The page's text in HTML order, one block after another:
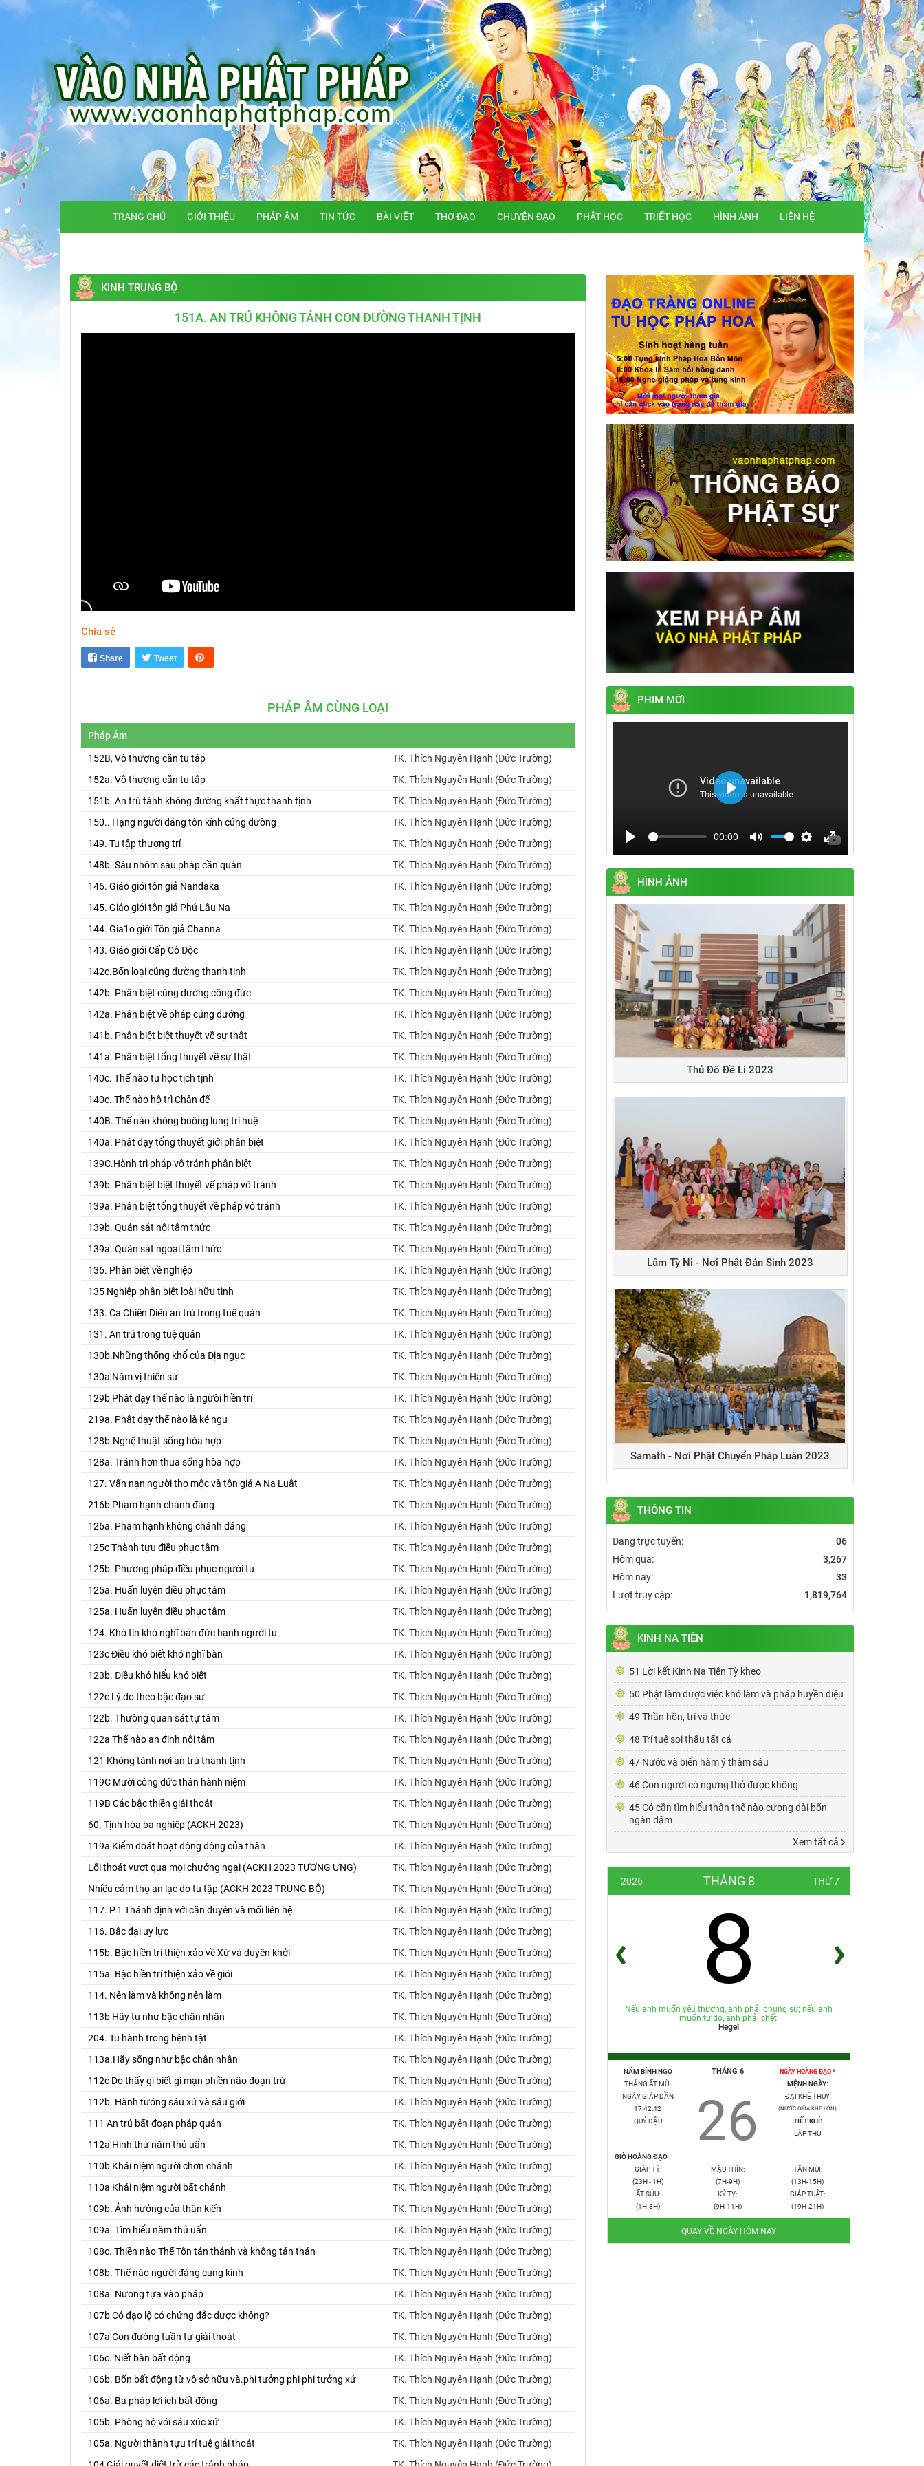
TRANG CHỦ GIỚI THIỆU PHÁP ÂM TIN TỨC BÀI VIẾT THƠ ĐẠO CHUYỆN ĐẠO PHẬT HỌC TRIẾT HỌC HÌNH ẢNH LIÊN HỆ
KINH TRUNG BỘ
151A. AN TRÚ KHÔNG TÁNH CON ĐƯỜNG THANH TỊNH
Chia sẻ
Share Tweet
PHÁP ÂM CÙNG LOẠI
Pháp Âm
152B, Vô thượng căn tu tập
TK. Thích Nguyên Hạnh (Đức Trường)
152a. Vô thượng căn tu tập
TK. Thích Nguyên Hạnh (Đức Trường)
151b. An trú tánh không đường khất thực thanh tịnh
TK. Thích Nguyên Hạnh (Đức Trường)
150.. Hạng người đáng tôn kính cúng dường
TK. Thích Nguyên Hạnh (Đức Trường)
149. Tu tập thượng trí
TK. Thích Nguyên Hạnh (Đức Trường)
148b. Sáu nhóm sáu pháp cần quán
TK. Thích Nguyên Hạnh (Đức Trường)
146. Giáo giới tôn giả Nandaka
TK. Thích Nguyên Hạnh (Đức Trường)
145. Giáo giới tôn giả Phú Lâu Na
TK. Thích Nguyên Hạnh (Đức Trường)
144. Gia1o giới Tôn giả Channa
TK. Thích Nguyên Hạnh (Đức Trường)
143. Giáo giới Cấp Cô Độc
TK. Thích Nguyên Hạnh (Đức Trường)
142c.Bốn loại cúng dường thanh tịnh
TK. Thích Nguyên Hạnh (Đức Trường)
142b. Phân biệt cúng dường công đức
TK. Thích Nguyên Hạnh (Đức Trường)
142a. Phân biệt về pháp cúng dướng
TK. Thích Nguyên Hạnh (Đức Trường)
141b. Phân biệt biệt thuyết về sự thật
TK. Thích Nguyên Hạnh (Đức Trường)
141a. Phân biệt tổng thuyết về sự thật
TK. Thích Nguyên Hạnh (Đức Trường)
140c. Thế nào tu học tịch tịnh
TK. Thích Nguyên Hạnh (Đức Trường)
140c. Thế nào hộ trì Chân đế
TK. Thích Nguyên Hạnh (Đức Trường)
140B. Thế nào không buông lung trí huệ
TK. Thích Nguyên Hạnh (Đức Trường)
140a. Phật dạy tổng thuyết giới phân biệt
TK. Thích Nguyên Hạnh (Đức Trường)
139C.Hành trì pháp vô tránh phân biệt
TK. Thích Nguyên Hạnh (Đức Trường)
139b. Phân biệt biệt thuyết vế pháp vô tránh
TK. Thích Nguyên Hạnh (Đức Trường)
139a. Phân biệt tổng thuyết về pháp vô tránh
TK. Thích Nguyên Hạnh (Đức Trường)
139b. Quán sát nội tâm thức
TK. Thích Nguyên Hạnh (Đức Trường)
139a. Quán sát ngoại tâm thức
TK. Thích Nguyên Hạnh (Đức Trường)
136. Phân biệt về nghiệp
TK. Thích Nguyên Hạnh (Đức Trường)
135 Nghiệp phân biệt loài hữu tình
TK. Thích Nguyên Hạnh (Đức Trường)
133. Ca Chiên Diên an trú trong tuê quán
TK. Thích Nguyên Hạnh (Đức Trường)
131. An trú trong tuệ quán
TK. Thích Nguyên Hạnh (Đức Trường)
130b.Những thống khổ của Địa ngục
TK. Thích Nguyên Hạnh (Đức Trường)
130a Năm vị thiên sứ
TK. Thích Nguyên Hạnh (Đức Trường)
129b Phật dạy thế nào là người hiền trí
TK. Thích Nguyên Hạnh (Đức Trường)
219a. Phật dạy thế nào là kẻ ngu
TK. Thích Nguyên Hạnh (Đức Trường)
128b.Nghệ thuật sống hòa hợp
TK. Thích Nguyên Hạnh (Đức Trường)
128a. Tránh hơn thua sống hòa hợp
TK. Thích Nguyên Hạnh (Đức Trường)
127. Vấn nạn người thợ mộc và tôn giả A Na Luật
TK. Thích Nguyên Hạnh (Đức Trường)
216b Phạm hạnh chánh đáng
TK. Thích Nguyên Hạnh (Đức Trường)
126a. Phạm hạnh không chánh đáng
TK. Thích Nguyên Hạnh (Đức Trường)
125c Thành tựu điều phục tâm
TK. Thích Nguyên Hạnh (Đức Trường)
125b. Phương pháp điều phục người tu
TK. Thích Nguyên Hạnh (Đức Trường)
125a. Huấn luyện điều phục tâm
TK. Thích Nguyên Hạnh (Đức Trường)
125a. Huấn luyện điều phục tâm
TK. Thích Nguyên Hạnh (Đức Trường)
124. Khó tin khó nghĩ bàn đức hạnh người tu
TK. Thích Nguyên Hạnh (Đức Trường)
123c Điều khó biết khó nghĩ bàn
TK. Thích Nguyên Hạnh (Đức Trường)
123b. Điều khó hiểu khó biết
TK. Thích Nguyên Hạnh (Đức Trường)
122c Lý do theo bậc đạo sư
TK. Thích Nguyên Hạnh (Đức Trường)
122b. Thường quan sát tự tâm
TK. Thích Nguyên Hạnh (Đức Trường)
122a Thế nào an định nội tâm
TK. Thích Nguyên Hạnh (Đức Trường)
121 Không tánh nơi an trú thanh tịnh
TK. Thích Nguyên Hạnh (Đức Trường)
119C Mười công đức thân hành niệm
TK. Thích Nguyên Hạnh (Đức Trường)
119B Các bậc thiền giải thoát
TK. Thích Nguyên Hạnh (Đức Trường)
60. Tịnh hóa ba nghiệp (ACKH 2023)
TK. Thích Nguyên Hạnh (Đức Trường)
119a Kiểm doát hoạt động động của thân
TK. Thích Nguyên Hạnh (Đức Trường)
Lối thoát vượt qua mọi chướng ngại (ACKH 2023 TƯƠNG ƯNG)
TK. Thích Nguyên Hạnh (Đức Trường)
Nhiều cảm thọ an lạc do tu tập (ACKH 2023 TRUNG BỘ)
TK. Thích Nguyên Hạnh (Đức Trường)
117. P.1 Thánh định với căn duyên và mối liên hệ
TK. Thích Nguyên Hạnh (Đức Trường)
116. Bậc đại uy lực
TK. Thích Nguyên Hạnh (Đức Trường)
115b. Bậc hiền trí thiện xảo về Xứ và duyên khởi
TK. Thích Nguyên Hạnh (Đức Trường)
115a. Bậc hiền trí thiện xảo về giới
TK. Thích Nguyên Hạnh (Đức Trường)
114. Nên làm và không nên làm
TK. Thích Nguyên Hạnh (Đức Trường)
113b Hãy tu như bậc chân nhân
TK. Thích Nguyên Hạnh (Đức Trường)
204. Tu hành trong bệnh tật
TK. Thích Nguyên Hạnh (Đức Trường)
113a.Hãy sống như bậc chân nhân
TK. Thích Nguyên Hạnh (Đức Trường)
112c Do thấy gì biết gì mạn phiền não đoạn trừ
TK. Thích Nguyên Hạnh (Đức Trường)
112b. Hành tướng sáu xứ và sáu giới
TK. Thích Nguyên Hạnh (Đức Trường)
111 An trú bất đoạn pháp quán
TK. Thích Nguyên Hạnh (Đức Trường)
112a Hình thứ năm thủ uẩn
TK. Thích Nguyên Hạnh (Đức Trường)
110b Khái niệm người chơn chánh
TK. Thích Nguyên Hạnh (Đức Trường)
110a Khái niệm người bất chánh
TK. Thích Nguyên Hạnh (Đức Trường)
109b. Ảnh hưởng của thân kiến
TK. Thích Nguyên Hạnh (Đức Trường)
109a. Tìm hiểu năm thủ uẩn
TK. Thích Nguyên Hạnh (Đức Trường)
108c. Thiền nào Thế Tôn tán thánh và không tán thán
TK. Thích Nguyên Hạnh (Đức Trường)
108b. Thế nào người đáng cung kính
TK. Thích Nguyên Hạnh (Đức Trường)
108a. Nương tựa vào pháp
TK. Thích Nguyên Hạnh (Đức Trường)
107b Có đạo lộ có chứng đắc dược không?
TK. Thích Nguyên Hạnh (Đức Trường)
107a Con đường tuần tự giải thoát
TK. Thích Nguyên Hạnh (Đức Trường)
106c. Niết bàn bất động
TK. Thích Nguyên Hạnh (Đức Trường)
106b. Bốn bất động từ vô sở hữu và.phi tưởng phi phi tưởng xứ
TK. Thích Nguyên Hạnh (Đức Trường)
106a. Ba pháp lợi ích bất động
TK. Thích Nguyên Hạnh (Đức Trường)
105b. Phòng hộ với sáu xúc xứ
TK. Thích Nguyên Hạnh (Đức Trường)
105a. Người thành tựu trí tuệ giải thoát
TK. Thích Nguyên Hạnh (Đức Trường)
PHIM MỚI
00:00
fullscreen
Play
HÌNH ẢNH
Thủ Đô Đề Li 2023
Lâm Tỳ Ni - Nơi Phật Đản Sinh 2023
Sarnath - Nơi Phật Chuyển Pháp Luân 2023
THÔNG TIN
Đang trực tuyến:
06
Hôm qua:
3,267
Hôm nay:
33
Lượt truy cập:
1,819,764
KINH NA TIÊN
51 Lời kết Kinh Na Tiên Tỳ kheo
50 Phật làm được việc khó làm và pháp huyền diệu
49 Thần hồn, trí và thức
48 Trí tuệ soi thấu tất cả
47 Nước và biển hàm ý thâm sâu
46 Con người có ngưng thở được không
45 Có cần tìm hiểu thân thế nào cương dài bốn
ngàn dặm
Xem tất cả
2026 THÁNG 8 THỨ 7
8
Nếu anh muốn yêu thương, anh phải phụng sự; nếu anh
muốn tự do, anh phải chết.
Hegel
NĂM BÍNH NGỌ
THÁNG ẤT MÙI
NGÀY GIÁP DẦN
17:42:43
QUÝ DẬU
THÁNG 6
26
NGÀY HOÀNG ĐẠO *
MỆNH NGÀY:
ĐẠI KHÊ THỦY
(NƯỚC GIỮA KHE LỚN)
TIẾT KHÍ:
LẬP THU
GIỜ HOÀNG ĐẠO
GIÁP TÝ:
(23H - 1H)
ẤT SỬU:
(1H-3H)
MẬU THÌN:
(7H-9H)
KỶ TỴ:
(9H-11H)
TÂN MÙI:
(13H-15H)
GIÁP TUẤT:
(19H-21H)
QUAY VỀ NGÀY HÔM NAY